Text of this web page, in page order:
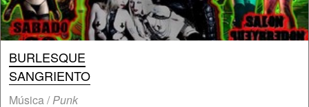
BURLESQUE
SANGRIENTO
Música /Punk